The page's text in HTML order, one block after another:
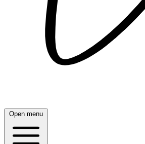
Open menu